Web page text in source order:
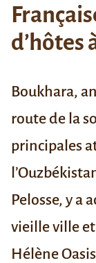
d’hôtes
Boukhara,
route de la
principales
Pelosse, y a
vieille ville
Hélène